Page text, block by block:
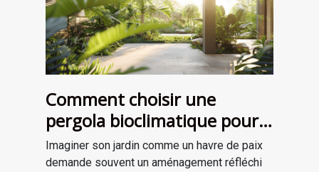
Comment choisir une
pergola bioclimatique pour
améliorer votre jardin
Imaginer son jardin comme un havre de paix
demande souvent un aménagement réfléchi